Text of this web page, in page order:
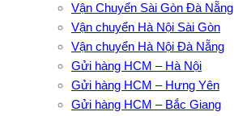
Vận Chuyển Sài Gòn Đà Nẵng
Vận chuyển Hà Nội Sài Gòn
Vận chuyển Hà Nội Đà Nẵng
Gửi hàng HCM – Hà Nội
Gửi hàng HCM – Hưng Yên
Gửi hàng HCM – Bắc Giang